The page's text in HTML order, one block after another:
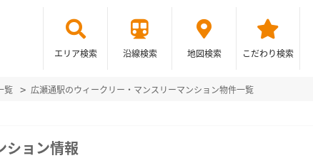
エリア検索 沿線検索 地図検索 こだわり検索
覧 広瀬通駅のウィークリー・マンスリーマンション物件一覧
ション情報